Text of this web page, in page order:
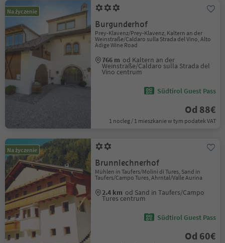
Na życzenie
Burgunderhof
Prey-Klavenz/Prey-Klavenz, Kaltern an der
Weinstraße/Caldaro sulla Strada del Vino, Alto
Adige Wine Road
766 m od Kaltern an der
Weinstraße/Caldaro sulla Strada del
Vino centrum
Südtirol Guest Pass
Od 88€
1 nocleg / 1 mieszkanie w tym podatek VAT
Na życzenie
Brunnlechnerhof
Mühlen in Taufers/Molini di Tures, Sand in
Taufers/Campo Tures, Ahrntal/Valle Aurina
2.4 km od Sand in Taufers/Campo
Tures centrum
Südtirol Guest Pass
Od 60€